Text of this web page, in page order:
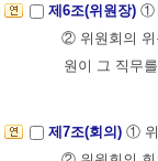
제6조(위원장) ①
② 위원회의 위
원이 그 직무
제7조(회의) ① 위